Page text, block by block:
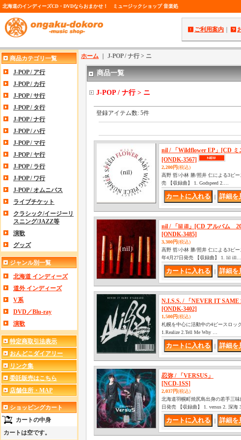
北海道のインディーズCD・DVDならおまかせ！ ミュージックショップ 音楽処
ご利用案内
商品カテゴリ一覧
J-POP / ア行
J-POP / カ行
J-POP / サ行
J-POP / タ行
J-POP / ナ行
J-POP / ハ行
J-POP / マ行
J-POP / ヤ行
J-POP / ラ行
J-POP / ワ行
J-POP / オムニバス
ライブチケット
クラシック/イージーリ
スニング/JAZZ等
演歌
グッズ
ジャンル別一覧
北海道 インディーズ
道外 インディーズ
V系
DVD／Blu-ray
演歌
特定商取引法表示
おんどこダイアリー
リンク集
委託販売はこちら
店舗住所・MAP
ショッピングカート
カートの中身
カートは空です。
ホーム J-POP / ナ行 > ニ
商品一覧
J-POP / ナ行 > ニ
登録アイテム数: 5件
nil / 「Wildflower EP」[CD
[ONDK-3567]
2,200円(税込)
高野 哲/小林 勝/照井 仁による3ピ
売 【収録曲】 1. Godspeed 2.…
｜
nil / 「lil ill」[CD アルバム
[ONDK-3485]
3,300円(税込)
高野 哲/小林 勝/照井 仁による3ピ
年4月27日発売 【収録曲】 1. lil ill…
｜
N.I.S.S. / 「NEVER IT
[ONDK-3402]
1,500円(税込)
札幌を中心に活動中の4ピースロッ
1.Realize 2.Tell Me Why …
｜
忍弥 / 「VERSUS」
[NCD-1SS]
2,037円(税込)
北海道羽幌町焼尻島出身の若手三
日発売 【収録曲】 1. versus 2. 深海
｜